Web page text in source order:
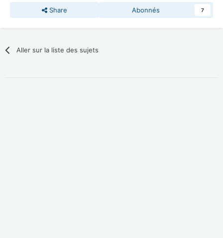
Share Abonnés 7
Aller sur la liste des sujets